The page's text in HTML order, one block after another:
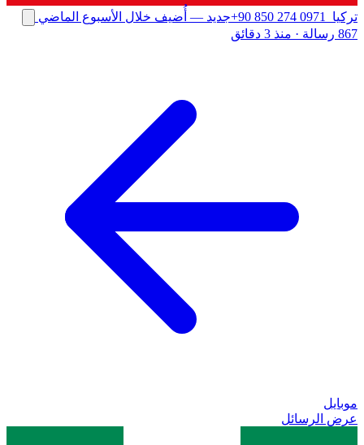
تركيا +90 850 274 0971جديد — أُضيف خلال الأسبوع الماضي
867 رسالة
· منذ 3 دقائق
موبايل
عرض الرسائل